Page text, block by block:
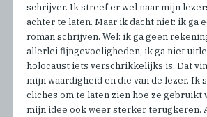
schrijver. Ik streef er wel naar mijn
achter te laten. Maar ik dacht niet: ik ga
roman schrijven. Wel: ik ga geen
allerlei fijngevoeligheden, ik ga niet
holocaust iets verschrikkelijks is. Dat
mijn waardigheid en die van de lezer. Ik
cliches om te laten zien hoe ze gebruikt
mijn idee ook weer sterker terugkeren.